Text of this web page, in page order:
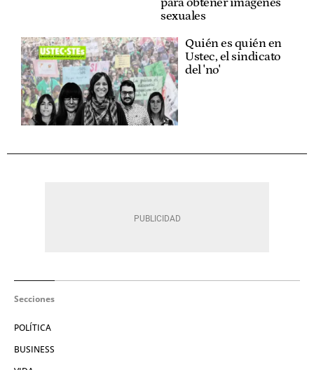
sexuales
Quién es quién en
Ustec, el sindicato
del 'no'
Secciones
POLÍTICA
BUSINESS